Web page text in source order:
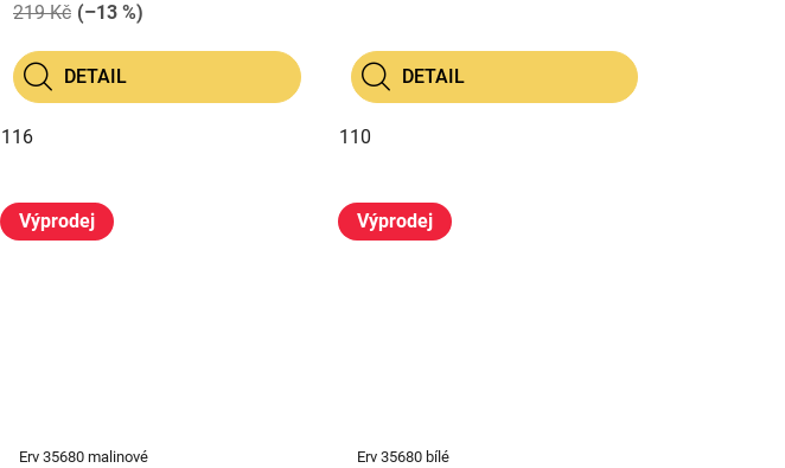
219 Kč (–13 %)
DETAIL
116
DETAIL
110
Výprodej
Erv 35680 malinové
Výprodej
Erv 35680 bílé